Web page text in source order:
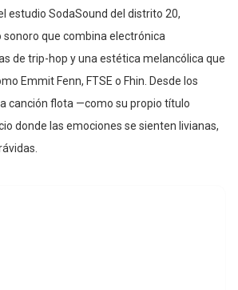
estudio SodaSound del distrito 20,
sonoro que combina electrónica
de trip-hop y una estética melancólica que
Emmit Fenn, FTSE o Fhin. Desde los
canción flota —como su propio título
donde las emociones se sienten livianas,